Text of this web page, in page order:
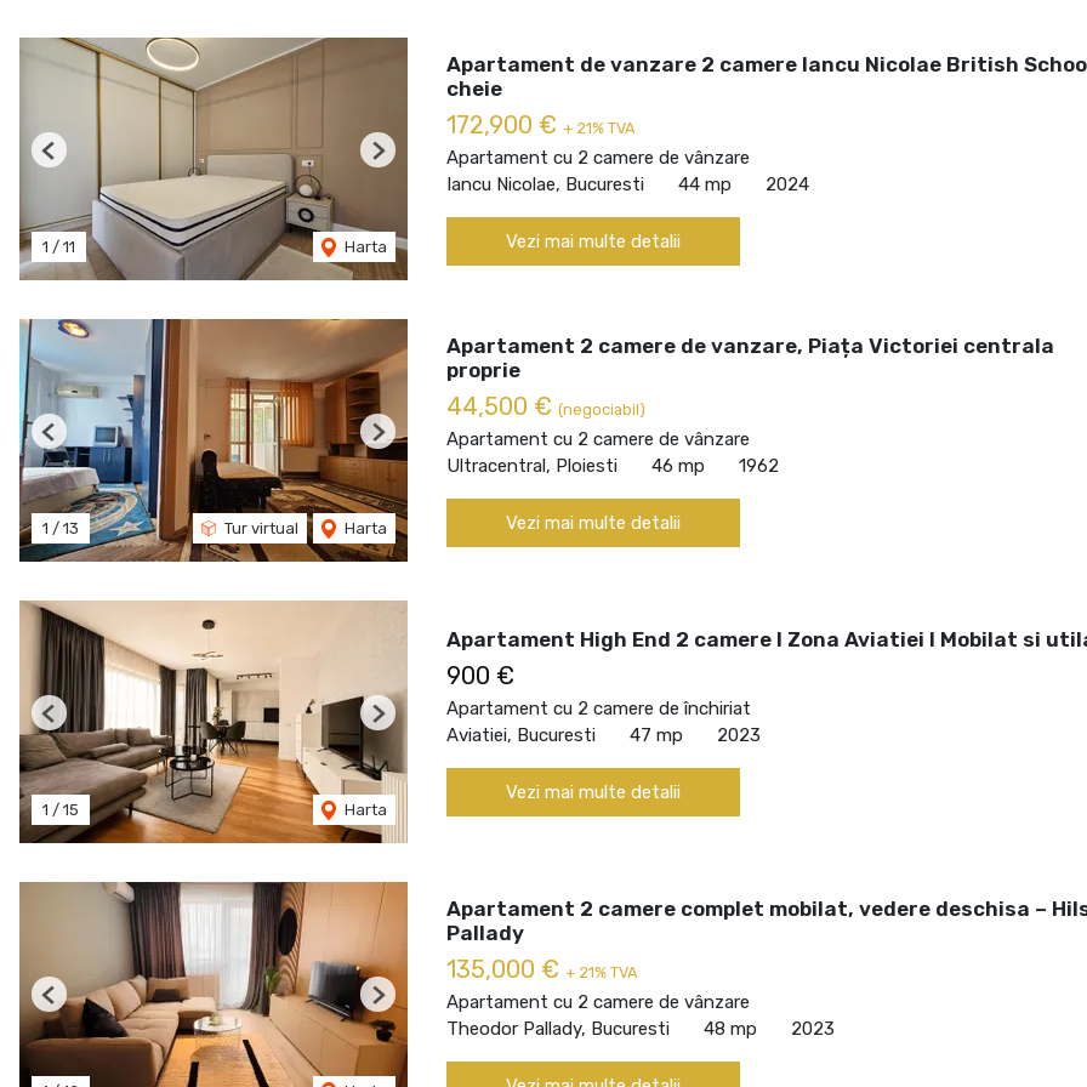
1 / 11 Harta
Previous Next
Apartament de vanzare 2 camere Iancu Nicolae British
cheie
172,900 € + 21% TVA
Apartament cu 2 camere de vânzare
Iancu Nicolae, Bucuresti
44 mp 2024
Vezi mai multe detalii
1 / 13 Tur virtual Harta
Previous Next
Apartament 2 camere de vanzare, Piața Victoriei centrala
proprie
44,500 € (negociabil)
Apartament cu 2 camere de vânzare
Ultracentral, Ploiesti
46 mp 1962
Vezi mai multe detalii
1 / 15 Harta
Previous Next
Apartament High End 2 camere I Zona Aviatiei I Mobilat si
900 €
Apartament cu 2 camere de închiriat
Aviatiei, Bucuresti
47 mp 2023
Vezi mai multe detalii
Previous Next
Apartament 2 camere complet mobilat, vedere deschisa –
Pallady
135,000 € + 21% TVA
Apartament cu 2 camere de vânzare
Theodor Pallady, Bucuresti
48 mp 2023